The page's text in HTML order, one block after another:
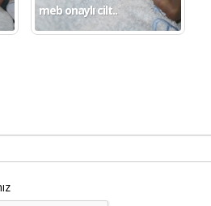
meb onaylı cilt..